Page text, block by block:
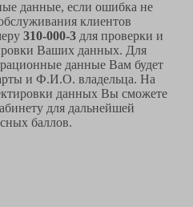
данные, если ошибка не
клиентов
310-000-3 для проверки и
Ваших данных. Для
данные Вам будет
и Ф.И.О. владельца. На
данных Вы сможете
для дальнейшей
баллов.